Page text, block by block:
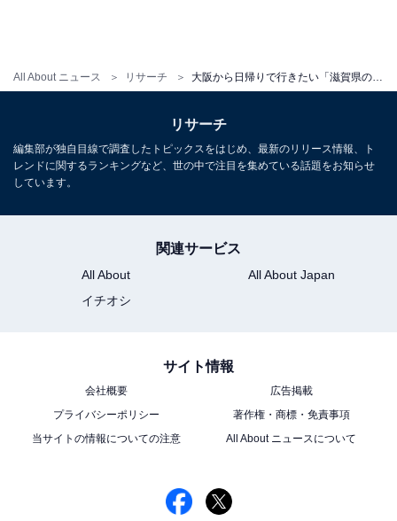
All About ニュース リサーチ
リサーチ
編集部が独自目線で調査したトピックスをはじめ、最新のリリース情報、ト
レンドに関するランキングなど、世の中で注目を集めている話題をお知らせ
しています。
関連サービス
All About
All About Japan
イチオシ
サイト情報
会社概要
広告掲載
プライバシーポリシー
著作権・商標・免責事項
当サイトの情報についての注意
All About ニュースについて